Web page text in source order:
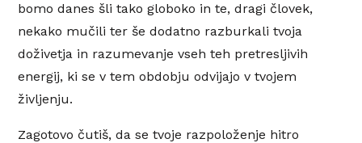
bomo danes šli tako globoko in te, dragi človek,
nekako mučili ter še dodatno razburkali tvoja
doživetja in razumevanje vseh teh pretresljivih
energij, ki se v tem obdobju odvijajo v tvojem
življenju.
Zagotovo čutiš, da se tvoje razpoloženje hitro